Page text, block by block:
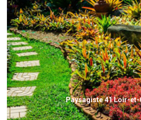
Paysagiste 41 Loir-et-